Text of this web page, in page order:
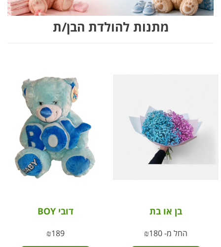
מתנות להולדת הבן/ת
בן או בת
החל מ- ₪180
דובי BOY
₪189